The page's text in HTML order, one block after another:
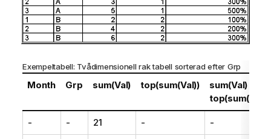
Exempeltabell: Tvådimensionell rak tabell sorterad efter Grp
Month Grp sum(Val) top(sum(Val))
sum(Val) /
top(sum(Val))
- - 21 - -